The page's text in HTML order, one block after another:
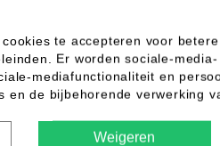
te accepteren voor
Er worden sociale-
mediafunctionaliteit en
en de bijbehorende verwerking
Weigeren